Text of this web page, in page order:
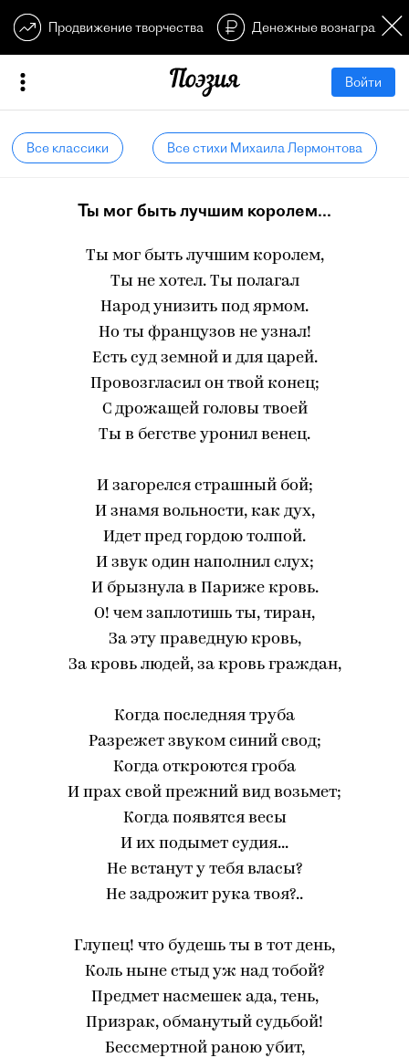
Продвижение творчества Денежные
Войти
Все классики Все стихи Михаила Лермонтова
Ты мог быть лучшим королем...
Ты мог быть лучшим королем,
Ты не хотел. Ты полагал
Народ унизить под ярмом.
Но ты французов не узнал!
Есть суд земной и для царей.
Провозгласил он твой конец;
С дрожащей головы твоей
Ты в бегстве уронил венец.
И загорелся страшный бой;
И знамя вольности, как дух,
Идет пред гордою толпой.
И звук один наполнил слух;
И брызнула в Париже кровь.
О! чем заплотишь ты, тиран,
За эту праведную кровь,
За кровь людей, за кровь граждан,
Когда последняя труба
Разрежет звуком синий свод;
Когда откроются гроба
И прах свой прежний вид возьмет;
Когда появятся весы
И их подымет судия...
Не встанут у тебя власы?
Не задрожит рука твоя?..
Глупец! что будешь ты в тот день,
Коль ныне стыд уж над тобой?
Предмет насмешек ада, тень,
Призрак, обманутый судьбой!
Бессмертной раною убит,